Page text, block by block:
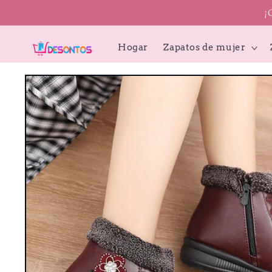
al contenido
Hogar Zapatos de mujer
directamente
a la
información
del producto